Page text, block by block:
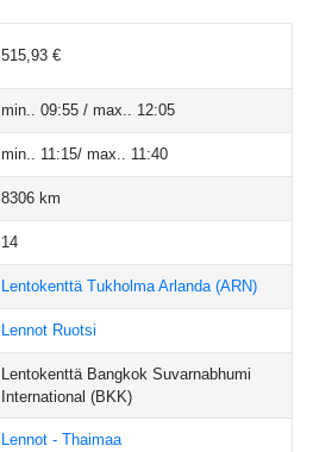
515,93 €
min.. 09:55 / max.. 12:05
min.. 11:15/ max.. 11:40
8306 km
14
Lentokenttä Tukholma Arlanda(ARN)
Lennot Ruotsi
Lentokenttä Bangkok Suvarnabhumi
International (BKK)
Lennot - Thaimaa